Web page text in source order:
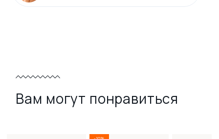
Вам могут понравиться